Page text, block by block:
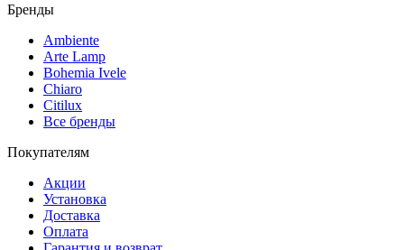
Бренды
Ambiente
Arte Lamp
Bohemia Ivele
Chiaro
Citilux
Все бренды
Покупателям
Акции
Установка
Доставка
Оплата